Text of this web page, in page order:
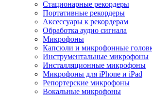
Стационарные рекордеры
Портативные рекордеры
Аксессуары к рекордерам
Обработка аудио сигнала
Микрофоны
Капсюли и микрофонные
Инструментальные микрофоны
Инсталляционные микрофоны
Микрофоны для iPhone и iPad
Репортерские микрофоны
Вокальные микрофоны